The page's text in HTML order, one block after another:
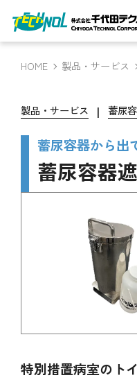
HOME 製品・サービス
製品・サービス | 蓄尿
蓄尿容器から出
蓄尿容器
特別措置病室のト